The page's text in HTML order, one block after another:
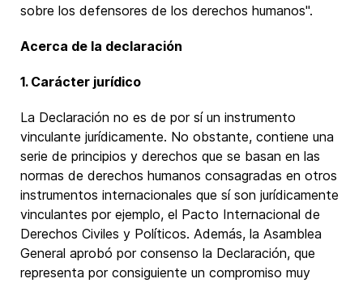
sobre los defensores de los derechos humanos".
Acerca de la declaración
1. Carácter jurídico
La Declaración no es de por sí un instrumento
vinculante jurídicamente. No obstante, contiene una
serie de principios y derechos que se basan en las
normas de derechos humanos consagradas en otros
instrumentos internacionales que sí son jurídicamente
vinculantes por ejemplo, el Pacto Internacional de
Derechos Civiles y Políticos. Además, la Asamblea
General aprobó por consenso la Declaración, que
representa por consiguiente un compromiso muy